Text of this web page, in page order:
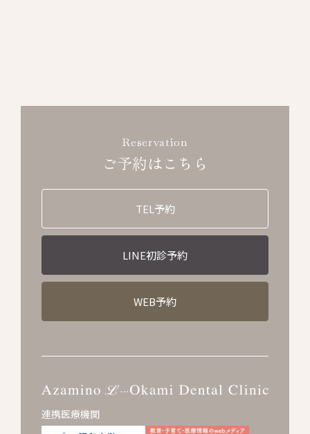
Reservation
ご予約はこちら
TEL予約
LINE初診予約
WEB予約
連携医療機関